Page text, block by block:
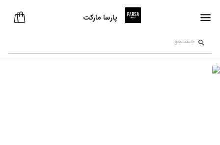
پارسا مارکت